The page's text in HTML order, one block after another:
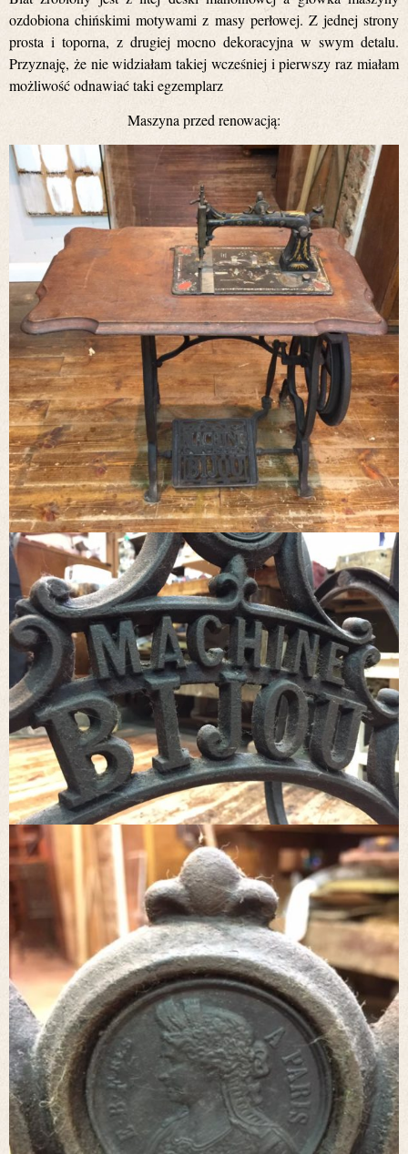
ozdobiona chińskimi motywami z masy perłowej. Z jednej strony
prosta i toporna, z drugiej mocno dekoracyjna w swym detalu.
Przyznaję, że nie widziałam takiej wcześniej i pierwszy raz miałam
możliwość odnawiać taki egzemplarz
Maszyna przed renowacją: